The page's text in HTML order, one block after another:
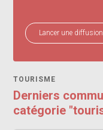
Lancer une diffusion
TOURISME
Derniers
catégorie